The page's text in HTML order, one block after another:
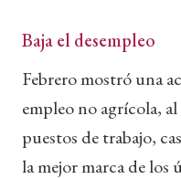
Baja el desempleo
Febrero mostró una
empleo no agrícola,
puestos de trabajo,
la mejor marca de los